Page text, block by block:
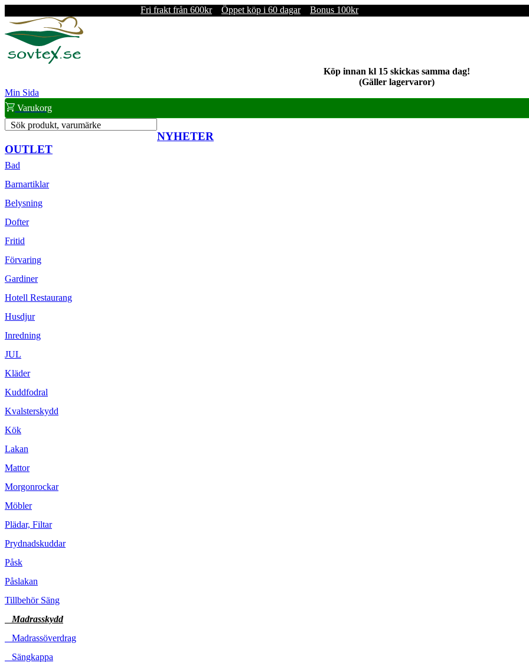
Fri frakt från 600kr Öppet köp i 60 dagar Bonus 100kr
Köp innan kl 15 skickas samma dag!
(Gäller lagervaror)
Min Sida
Varukorg
Sök produkt, varumärke
NYHETER
OUTLET
Bad
Barnartiklar
Belysning
Dofter
Fritid
Förvaring
Gardiner
Hotell Restaurang
Husdjur
Inredning
JUL
Kläder
Kuddfodral
Kvalsterskydd
Kök
Lakan
Mattor
Morgonrockar
Möbler
Plädar, Filtar
Prydnadskuddar
Påsk
Påslakan
Tillbehör Säng
Madrasskydd
Madrassöverdrag
Sängkappa